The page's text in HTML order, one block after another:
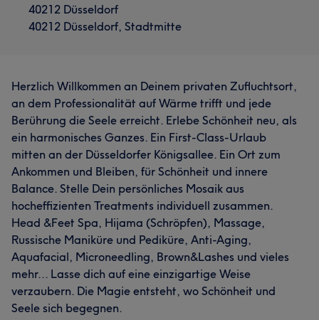
40212 Düsseldorf
40212 Düsseldorf, Stadtmitte
Herzlich Willkommen an Deinem privaten Zufluchtsort,
an dem Professionalität auf Wärme trifft und jede
Berührung die Seele erreicht. Erlebe Schönheit neu, als
ein harmonisches Ganzes. Ein First-Class-Urlaub
mitten an der Düsseldorfer Königsallee. Ein Ort zum
Ankommen und Bleiben, für Schönheit und innere
Balance. Stelle Dein persönliches Mosaik aus
hocheffizienten Treatments individuell zusammen.
Head &Feet Spa, Hijama (Schröpfen), Massage,
Russische Maniküre und Pediküre, Anti-Aging,
Aquafacial, Microneedling, Brown&Lashes und vieles
mehr... Lasse dich auf eine einzigartige Weise
verzaubern. Die Magie entsteht, wo Schönheit und
Seele sich begegnen.